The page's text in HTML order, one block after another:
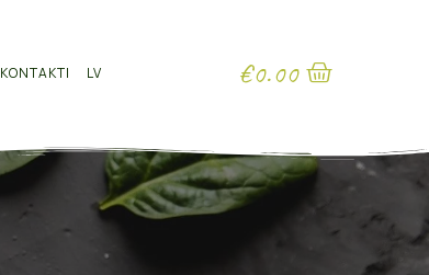
KONTAKTI LV €0.00